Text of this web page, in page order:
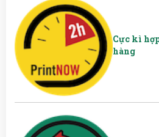
Cực kì
hàng